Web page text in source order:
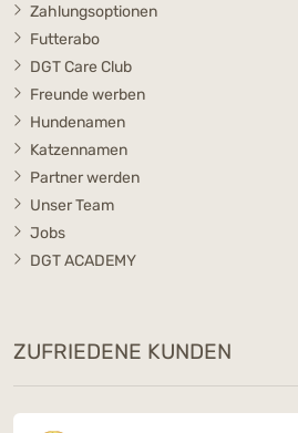
Zahlungsoptionen
Futterabo
DGT Care Club
Freunde werben
Hundenamen
Katzennamen
Partner werden
Unser Team
Jobs
DGT ACADEMY
ZUFRIEDENE KUNDEN